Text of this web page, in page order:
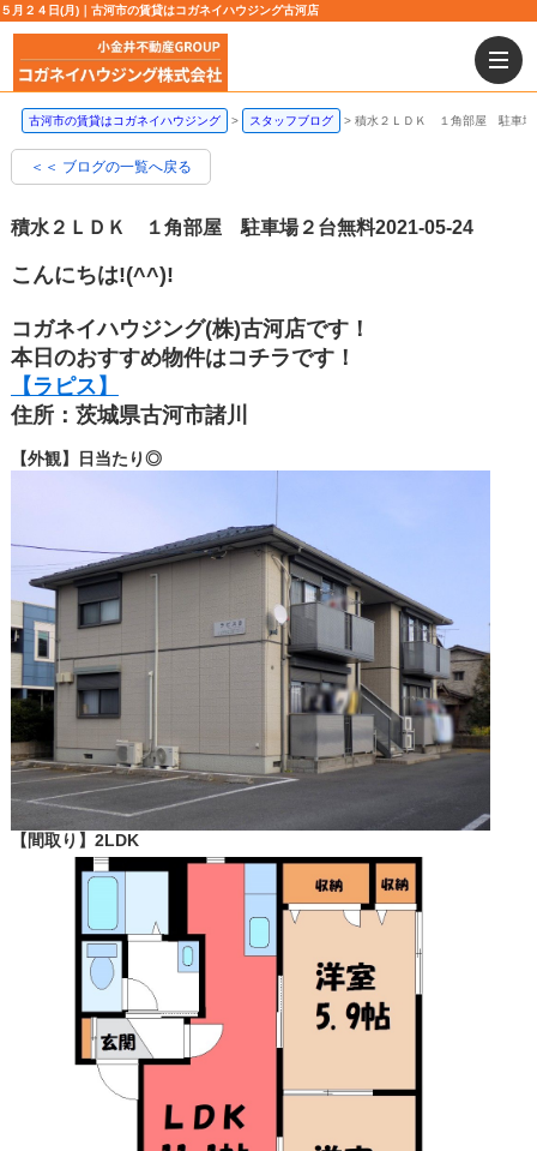
５月２４日(月)｜古河市の賃貸はコガネイハウジング古河店
古河市の賃貸はコガネイハウジング スタッフブログ 積水２ＬＤＫ １角部屋 駐車場
＜＜ ブログの一覧へ戻る
積水２ＬＤＫ １角部屋 駐車場２台無料2021-05-24
こんにちは!(^^)!
コガネイハウジング(株)古河店です！
本日のおすすめ物件はコチラです！
【ラピス】
住所：茨城県古河市諸川
【外観】日当たり◎
【間取り】2LDK